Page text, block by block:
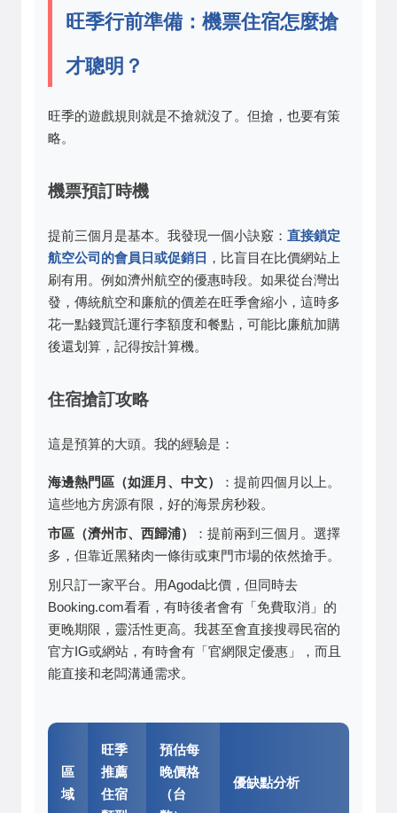
旺季行前準備：機票住宿怎麼搶
才聰明？
旺季的遊戲規則就是不搶就沒了。但搶，也要有策
略。
機票預訂時機
提前三個月是基本。我發現一個小訣竅： 直接鎖定
航空公司的會員日或促銷日 ，比盲目在比價網站上
刷有用。例如濟州航空的優惠時段。如果從台灣出
發，傳統航空和廉航的價差在旺季會縮小，這時多
花一點錢買託運行李額度和餐點，可能比廉航加購
後還划算，記得按計算機。
住宿搶訂攻略
這是預算的大頭。我的經驗是：
海邊熱門區（如涯月、中文）
：提前四個月以上。
這些地方房源有限，好的海景房秒殺。
市區（濟州市、西歸浦）
：提前兩到三個月。選擇
多，但靠近黑豬肉一條街或東門市場的依然搶手。
別只訂一家平台。用Agoda比價，但同時去
Booking.com看看，有時後者會有「免費取消」的
更晚期限，靈活性更高。我甚至會直接搜尋民宿的
官方IG或網站，有時會有「官網限定優惠」，而且
能直接和老闆溝通需求。
區
域
旺季
推薦
住宿
預估每
晚價格
（台
優缺點分析